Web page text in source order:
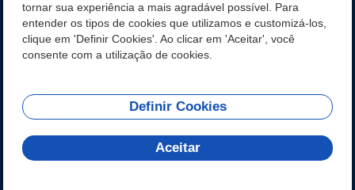
VISITE SÃO VICENTE
INSTITUCIONAL
REDES SOCIAIS
tornar sua experiência a mais agradável possível. Para
entender os tipos de cookies que utilizamos e customizá-los,
clique em 'Definir Cookies'. Ao clicar em 'Aceitar', você
consente com a utilização de cookies.
Definir Cookies
Aceitar
Olá! Como
posso te ajudar?